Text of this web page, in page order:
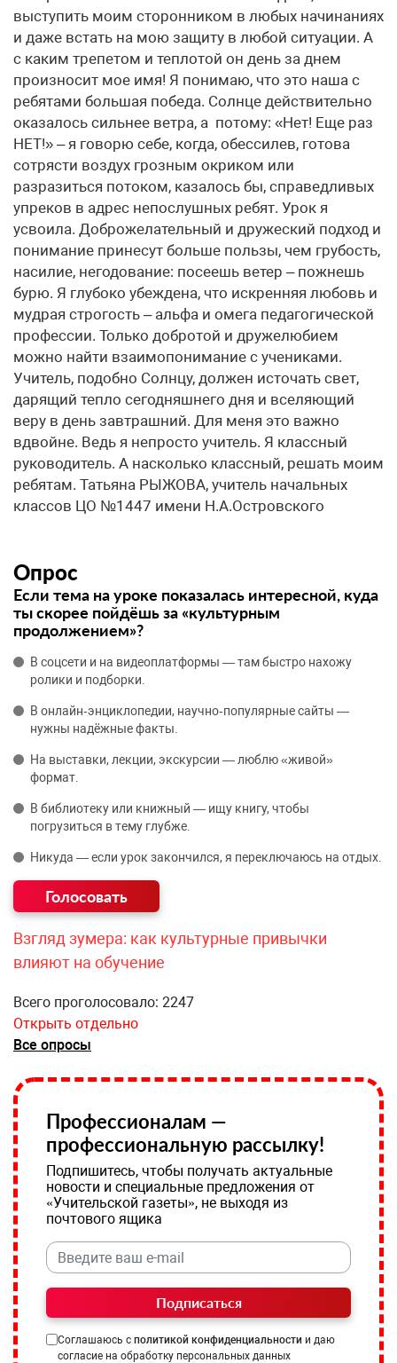
выступить моим сторонником в любых начинаниях
и даже встать на мою защиту в любой ситуации. А
с каким трепетом и теплотой он день за днем
произносит мое имя! Я понимаю, что это наша с
ребятами большая победа. Солнце действительно
оказалось сильнее ветра, а потому: «Нет! Еще раз
НЕТ!» – я говорю себе, когда, обессилев, готова
сотрясти воздух грозным окриком или
разразиться потоком, казалось бы, справедливых
упреков в адрес непослушных ребят. Урок я
усвоила. Доброжелательный и дружеский подход и
понимание принесут больше пользы, чем грубость,
насилие, негодование: посеешь ветер – пожнешь
бурю. Я глубоко убеждена, что искренняя любовь и
мудрая строгость – альфа и омега педагогической
профессии. Только добротой и дружелюбием
можно найти взаимопонимание с учениками.
Учитель, подобно Солнцу, должен источать свет,
дарящий тепло сегодняшнего дня и вселяющий
веру в день завтрашний. Для меня это важно
вдвойне. Ведь я непросто учитель. Я классный
руководитель. А насколько классный, решать моим
ребятам. Татьяна РЫЖОВА, учитель начальных
классов ЦО №1447 имени Н.А.Островского
Опрос
Если тема на уроке показалась интересной, куда
ты скорее пойдёшь за «культурным
продолжением»?
В соцсети и на видеоплатформы — там быстро нахожу
ролики и подборки.
В онлайн‑энциклопедии, научно‑популярные сайты —
нужны надёжные факты.
На выставки, лекции, экскурсии — люблю «живой»
формат.
В библиотеку или книжный — ищу книгу, чтобы
погрузиться в тему глубже.
Никуда — если урок закончился, я переключаюсь на отдых.
Взгляд зумера: как культурные привычки
влияют на обучение
Всего проголосовало: 2247
Открыть отдельно
Все опросы
Профессионалам —
профессиональную рассылку!
Подпишитесь, чтобы получать актуальные
новости и специальные предложения от
«Учительской газеты», не выходя из
почтового ящика
Подписаться
Соглашаюсь с политикой конфиденциальности и даю
согласие на обработку персональных данных